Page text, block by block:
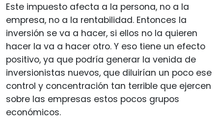
Este impuesto afecta a la persona, no a la
empresa, no a la rentabilidad. Entonces la
inversión se va a hacer, si ellos no la quieren
hacer la va a hacer otro. Y eso tiene un efecto
positivo, ya que podría generar la venida de
inversionistas nuevos, que diluirían un poco ese
control y concentración tan terrible que ejercen
sobre las empresas estos pocos grupos
económicos.